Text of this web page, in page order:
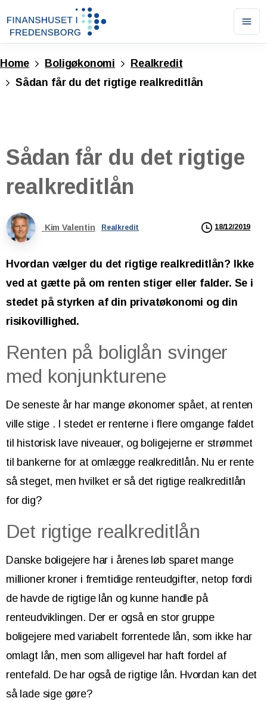
Home
Boligøkonomi
Realkredit
Sådan får du det rigtige realkreditlån
Sådan får du det rigtige
realkreditlån
Kim Valentin Realkredit 18/12/2019
Hvordan vælger du det rigtige realkreditlån? Ikke
ved at gætte på om renten stiger eller falder. Se i
stedet på styrken af din privatøkonomi og din
risikovillighed.
Renten på boliglån svinger
med konjunkturene
De seneste år har mange økonomer spået, at renten
ville stige . I stedet er renterne i flere omgange faldet
til historisk lave niveauer, og boligejerne er strømmet
til bankerne for at omlægge realkreditlån. Nu er rente
så steget, men hvilket er så det rigtige realkreditlån
for dig?
Det rigtige realkreditlån
Danske boligejere har i årenes løb sparet mange
millioner kroner i fremtidige renteudgifter, netop fordi
de havde de rigtige lån og kunne handle på
renteudviklingen. Der er også en stor gruppe
boligejere med variabelt forrentede lån, som ikke har
omlagt lån, men som alligevel har haft fordel af
rentefald. De har også de rigtige lån. Hvordan kan det
så lade sige gøre?